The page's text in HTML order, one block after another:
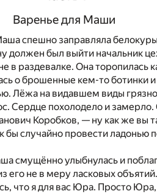
Варенье для Маши
спешно заправляла
должен был выйти начальник
в раздевалке. Она торопилась
о брошенные кем-то ботинки
Лёжа на видавшем виды
Сердце похолодело и замерло.
Коробков, — ну как же вы
бы случайно провести ладонью
смущённо улыбнулась и
его не в меру ласковых
что я для вас Юра. Просто